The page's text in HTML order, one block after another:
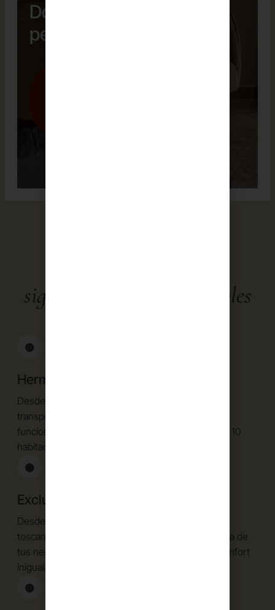
Donde
pertenece
significativos y memorables
Hermosa arquitectura
Desde que cruzas la puerta, Porta Paradiso te
transporta a un ambiente toscano sofisticado y
funcional que se aprecia en cada una de nuestras 10
habitaciones.
Exclusividad y sofisticación
Desde nuestras suites diseñadas con inspiración
toscana, hasta los servicios que anticipan cada una de
tus necesidades, nuestro Albergo te ofrece un confort
inigualable.